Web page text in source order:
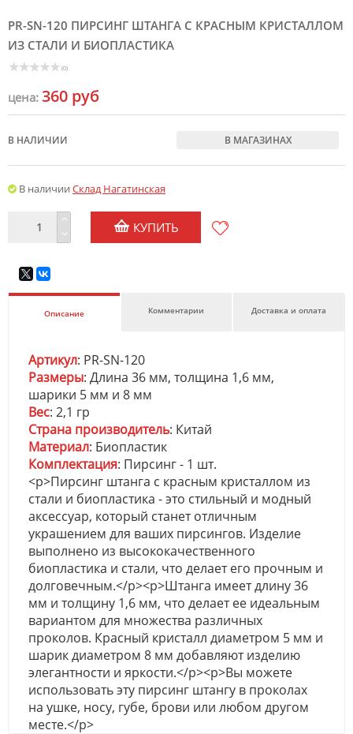
PR-SN-120 ПИРСИНГ ШТАНГА С КРАСНЫМ КРИСТАЛЛОМ
ИЗ СТАЛИ И БИОПЛАСТИКА
(0)
цена: 360 руб
В НАЛИЧИИ В МАГАЗИНАХ
В наличии Склад Нагатинская
КУПИТЬ
Описание Комментарии Доставка и оплата
Артикул: PR-SN-120
Размеры: Длина 36 мм, толщина 1,6 мм,
шарики 5 мм и 8 мм
Вес: 2,1 гр
Страна производитель: Китай
Материал: Биопластик
Комплектация: Пирсинг - 1 шт.
<p>Пирсинг штанга с красным кристаллом из
стали и биопластика - это стильный и модный
аксессуар, который станет отличным
украшением для ваших пирсингов. Изделие
выполнено из высококачественного
биопластика и стали, что делает его прочным и
долговечным.</p><p>Штанга имеет длину 36
мм и толщину 1,6 мм, что делает ее идеальным
вариантом для множества различных
проколов. Красный кристалл диаметром 5 мм и
шарик диаметром 8 мм добавляют изделию
элегантности и яркости.</p><p>Вы можете
использовать эту пирсинг штангу в проколах
на ушке, носу, губе, брови или любом другом
месте.</p>